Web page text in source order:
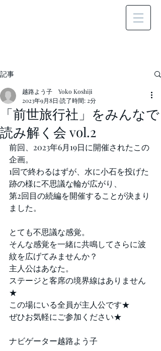
記事
「前世旅行社」をみんなで
読み解く会 vol.2
越路よう子 Yoko Koshiji
2023年9月8日 読了時間: 2分
前回、2023年6月19日に開催されたこの
企画。
1回で終わるはずが、水に小石を投げた
跡の様に不思議な輪が広がり、
第2回目の続編を開催することが決まり
ました。
とても不思議な感覚。
そんな感覚を一緒に共鳴してさらに波
紋を広げてみませんか？
主人公はあなた。
ステージと客席の境界線はありません
★
この場にいる全員が主人公です★
ぜひお気軽にご参加ください★
ナビゲーター越路よう子